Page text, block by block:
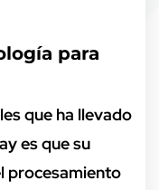
para
que ha llevado
es que su
procesamiento